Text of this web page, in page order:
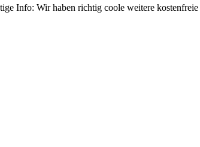
Info: Wir haben richtig coole weitere